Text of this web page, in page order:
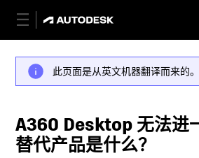
此页面是从英文机器翻译而来的。
A360 Desktop 无法进
替代产品是什么？